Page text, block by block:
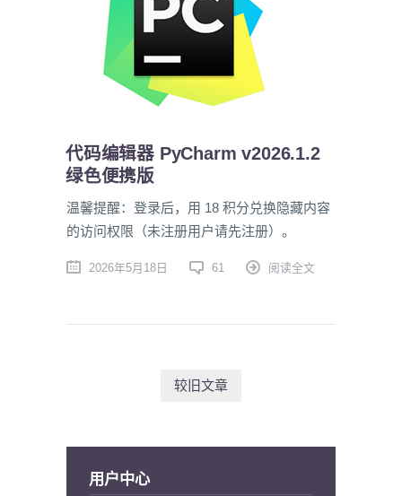
代码编辑器 PyCharm v2026.1.2
绿色便携版
温馨提醒：登录后，用 18 积分兑换隐藏内容
的访问权限（未注册用户请先注册）。
2026年5月18日 61 阅读全文
较旧文章
用户中心